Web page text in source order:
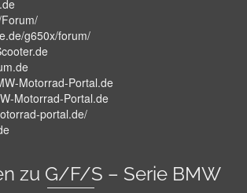
g650x/forum/
Motorrad-Portal.de
Motorrad-Portal.de
portal.de/
zu G/F/S – Serie BMW